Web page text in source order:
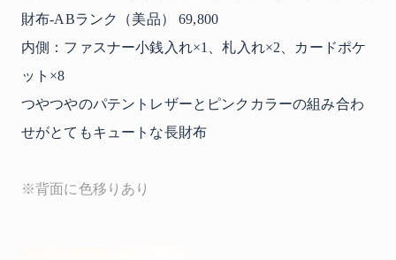
財布-ABランク（美品） 69,800
内側：ファスナー小銭入れ×1、札入れ×2、カードポケ
ット×8
つやつやのパテントレザーとピンクカラーの組み合わ
せがとてもキュートな長財布
※背面に色移りあり